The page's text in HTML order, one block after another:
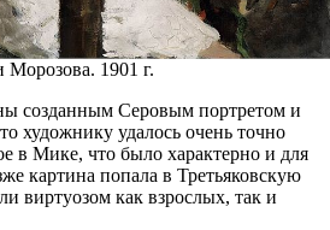
1901 г.
созданным Серовым портретом и
художнику удалось очень точно
в Мике, что было характерно и для
картина попала в Третьяковскую
виртуозом как взрослых, так и